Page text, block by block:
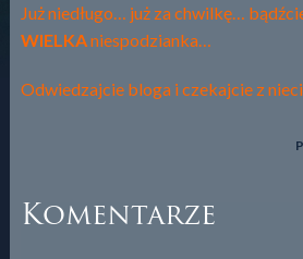
Już niedługo… już za chwilkę…
WIELKAniespodzianka…
Odwiedzajcie bloga i czekajcie z
Komentarze